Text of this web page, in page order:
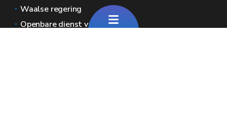
Waalse regering
Openbare dienst van Wallonië